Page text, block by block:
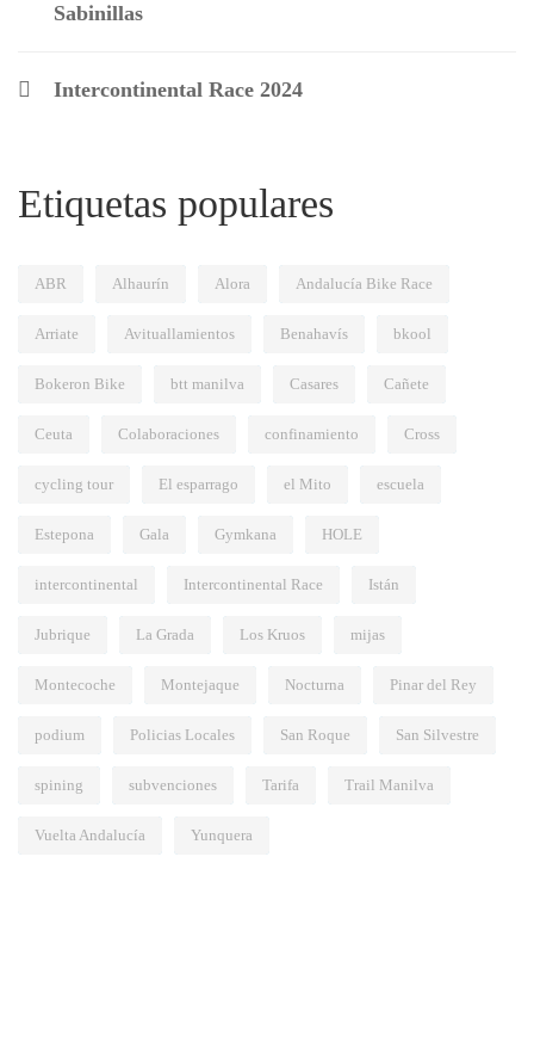
Sabinillas
Intercontinental Race 2024
Etiquetas populares
ABR Alhaurín Alora Andalucía Bike Race
Arriate Avituallamientos Benahavís bkool
Bokeron Bike btt manilva Casares Cañete
Ceuta Colaboraciones confinamiento Cross
cycling tour El esparrago el Mito escuela
Estepona Gala Gymkana HOLE
intercontinental Intercontinental Race Istán
Jubrique La Grada Los Kruos mijas
Montecoche Montejaque Nocturna Pinar del Rey
podium Policias Locales San Roque San Silvestre
spining subvenciones Tarifa Trail Manilva
Vuelta Andalucía Yunquera